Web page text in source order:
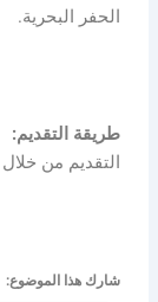
الحفر البحرية.
طريقة التقديم:
التقديم من خلال
شارك هذا الموضوع: